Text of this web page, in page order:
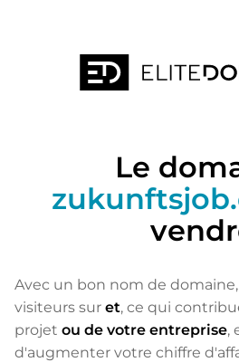
Le
Avec un bon nom de
visiteurs sur et, ce qui
projet ou de votre entreprise,
d'augmenter votre chiffre